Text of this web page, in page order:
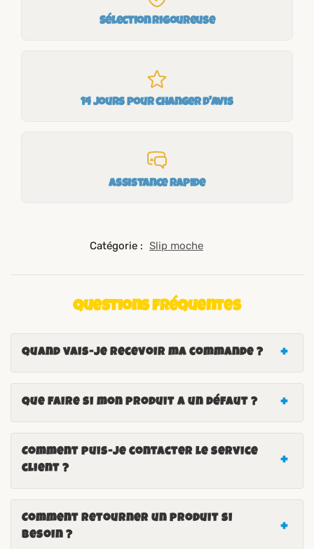
Sélection rigoureuse
14 jours pour changer d'avis
Assistance rapide
Catégorie : Slip moche
Questions fréquentes
Quand vais-je recevoir ma commande ?
Que faire si mon produit a un défaut ?
Comment puis-je contacter le service
client ?
Comment retourner un produit si
besoin ?